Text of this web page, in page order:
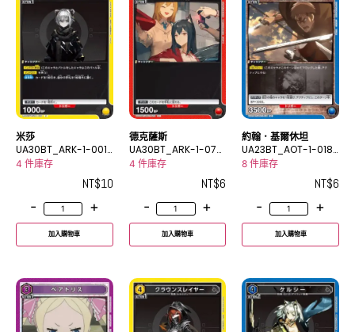
米莎
UA30BT_ARK-1-001
C
4 件庫存
NT$10
-
+
加入購物車
德克薩斯
UA30BT_ARK-1-073
C
4 件庫存
NT$6
-
+
加入購物車
約翰．基爾休坦
UA23BT_AOT-1-018
C
8 件庫存
NT$6
-
+
加入購物車